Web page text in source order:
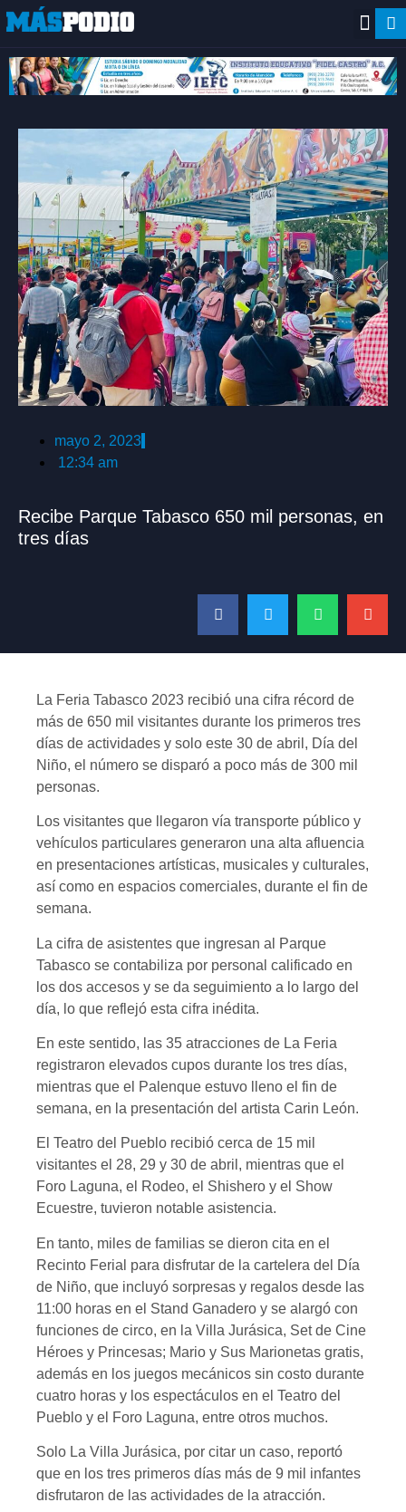
mayo 2, 2023
12:34 am
Recibe Parque Tabasco 650 mil personas, en
tres días
La Feria Tabasco 2023 recibió una cifra récord de
más de 650 mil visitantes durante los primeros tres
días de actividades y solo este 30 de abril, Día del
Niño, el número se disparó a poco más de 300 mil
personas.
Los visitantes que llegaron vía transporte público y
vehículos particulares generaron una alta afluencia
en presentaciones artísticas, musicales y culturales,
así como en espacios comerciales, durante el fin de
semana.
La cifra de asistentes que ingresan al Parque
Tabasco se contabiliza por personal calificado en
los dos accesos y se da seguimiento a lo largo del
día, lo que reflejó esta cifra inédita.
En este sentido, las 35 atracciones de La Feria
registraron elevados cupos durante los tres días,
mientras que el Palenque estuvo lleno el fin de
semana, en la presentación del artista Carin León.
El Teatro del Pueblo recibió cerca de 15 mil
visitantes el 28, 29 y 30 de abril, mientras que el
Foro Laguna, el Rodeo, el Shishero y el Show
Ecuestre, tuvieron notable asistencia.
En tanto, miles de familias se dieron cita en el
Recinto Ferial para disfrutar de la cartelera del Día
de Niño, que incluyó sorpresas y regalos desde las
11:00 horas en el Stand Ganadero y se alargó con
funciones de circo, en la Villa Jurásica, Set de Cine
Héroes y Princesas; Mario y Sus Marionetas gratis,
además en los juegos mecánicos sin costo durante
cuatro horas y los espectáculos en el Teatro del
Pueblo y el Foro Laguna, entre otros muchos.
Solo La Villa Jurásica, por citar un caso, reportó
que en los tres primeros días más de 9 mil infantes
disfrutaron de las actividades de la atracción.